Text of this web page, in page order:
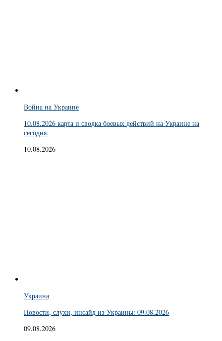
Война на Украине
10.08.2026 карта и сводка боевых действий на Украине на
сегодня.
10.08.2026
Украина
Новости, слухи, инсайд из Украины: 09.08.2026
09.08.2026